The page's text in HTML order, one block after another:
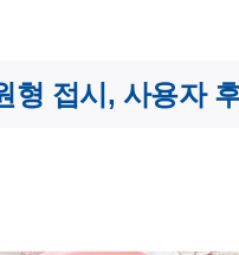
형 접시, 사용자 후